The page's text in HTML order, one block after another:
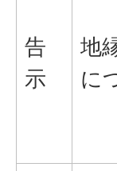
告
示
地
に